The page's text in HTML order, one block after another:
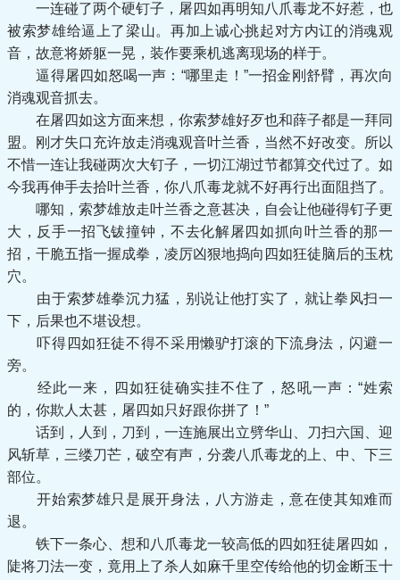
一连碰了两个硬钉子，屠四如再明知八爪毒龙不好惹，也
被索梦雄给逼上了梁山。再加上诚心挑起对方内讧的消魂观
音，故意将娇躯一晃，装作要乘机逃离现场的样于。
逼得屠四如怒喝一声：“哪里走！”一招金刚舒臂，再次向
消魂观音抓去。
在屠四如这方面来想，你索梦雄好歹也和薛子都是一拜同
盟。刚才失口充许放走消魂观音叶兰香，当然不好改变。所以
不惜一连让我碰两次大钉子，一切江湖过节都算交代过了。如
今我再伸手去拾叶兰香，你八爪毒龙就不好再行出面阻挡了。
哪知，索梦雄放走叶兰香之意甚决，自会让他碰得钉子更
大，反手一招飞钹撞钟，不去化解屠四如抓向叶兰香的那一
招，干脆五指一握成拳，凌厉凶狠地捣向四如狂徒脑后的玉枕
穴。
由于索梦雄拳沉力猛，别说让他打实了，就让拳风扫一
下，后果也不堪设想。
吓得四如狂徒不得不采用懒驴打滚的下流身法，闪避一
旁。
经此一来，四如狂徒确实挂不住了，怒吼一声：“姓索
的，你欺人太甚，屠四如只好跟你拼了！”
话到，人到，刀到，一连施展出立劈华山、刀扫六国、迎
风斩草，三缕刀芒，破空有声，分袭八爪毒龙的上、中、下三
部位。
开始索梦雄只是展开身法，八方游走，意在使其知难而
退。
铁下一条心、想和八爪毒龙一较高低的四如狂徒屠四如，
陡将刀法一变，竟用上了杀人如麻千里空传给他的切金断玉十